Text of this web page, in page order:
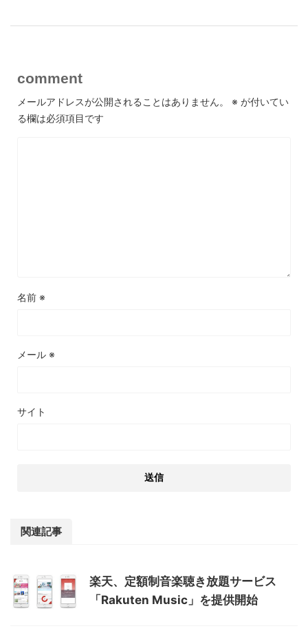
comment
メールアドレスが公開されることはありません。 ※ が付いてい
る欄は必須項目です
名前 ※
メール ※
サイト
関連記事
楽天、定額制音楽聴き放題サービス
「Rakuten Music」を提供開始